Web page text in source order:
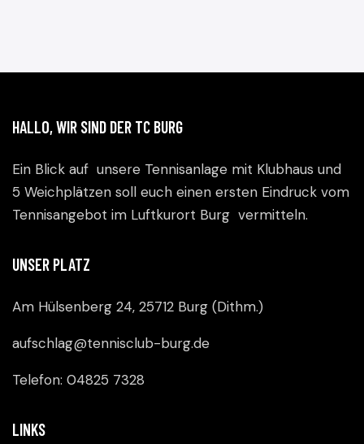
HALLO, WIR SIND DER TC BURG
Ein Blick auf unsere Tennisanlage mit Klubhaus und
5 Weichplätzen soll euch einen ersten Eindruck vom
Tennisangebot im Luftkurort Burg vermitteln.
UNSER PLATZ
Am Hülsenberg 24, 25712 Burg (Dithm.)
aufschlag@tennisclub-burg.de
Telefon: 04825 7328
LINKS